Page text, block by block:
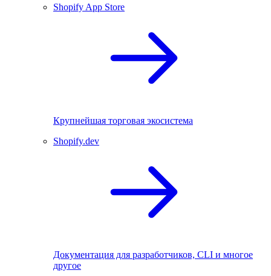
Shopify App Store
Крупнейшая торговая экосистема
Shopify.dev
Документация для разработчиков, CLI и многое
другое